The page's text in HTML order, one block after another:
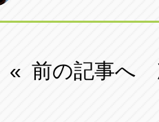
« 前の記事へ